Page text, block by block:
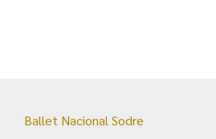
Ballet Nacional Sodre